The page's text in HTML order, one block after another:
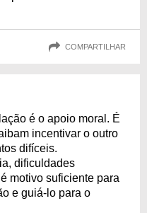
COMPARTILHAR
é o apoio moral. É
incentivar o outro
difíceis.
dificuldades
motivo suficiente para
e guiá-lo para o